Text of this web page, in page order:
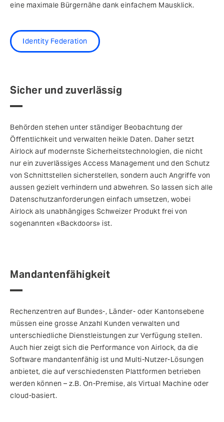
eine maximale Bürgernähe dank einfachem Mausklick.
Identity Federation
Sicher und zuverlässig
Behörden stehen unter ständiger Beobachtung der
Öffentlichkeit und verwalten heikle Daten. Daher setzt
Airlock auf modernste Sicherheitstechnologien, die nicht
nur ein zuverlässiges Access Management und den Schutz
von Schnittstellen sicherstellen, sondern auch Angriffe von
aussen gezielt verhindern und abwehren. So lassen sich alle
Datenschutzanforderungen einfach umsetzen, wobei
Airlock als unabhängiges Schweizer Produkt frei von
sogenannten «Backdoors» ist.
Mandantenfähigkeit
Rechenzentren auf Bundes-, Länder- oder Kantonsebene
müssen eine grosse Anzahl Kunden verwalten und
unterschiedliche Dienstleistungen zur Verfügung stellen.
Auch hier zeigt sich die Performance von Airlock, da die
Software mandantenfähig ist und Multi-Nutzer-Lösungen
anbietet, die auf verschiedensten Plattformen betrieben
werden können – z.B. On-Premise, als Virtual Machine oder
cloud-basiert.